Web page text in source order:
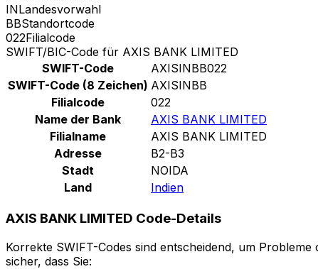
INLandesvorwahl
BBStandortcode
022Filialcode
SWIFT/BIC-Code für AXIS BANK LIMITED
SWIFT-Code
AXISINBB022
SWIFT-Code (8 Zeichen) AXISINBB
Filialcode
022
Name der Bank
AXIS BANK LIMITED
Filialname
AXIS BANK LIMITED
Adresse
B2-B3
Stadt
NOIDA
Land
Indien
AXIS BANK LIMITED Code-Details
Korrekte SWIFT-Codes sind entscheidend, um
sicher, dass Sie: